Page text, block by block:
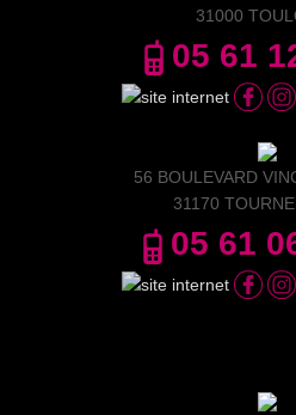
31000
05 61
56 BOULEVARD
31170
05 61